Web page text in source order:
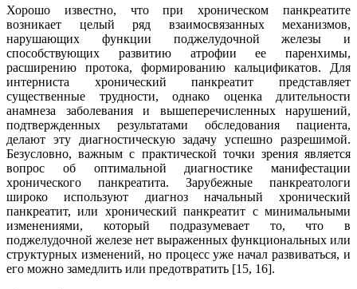
Хорошо известно, что при хроническом панкреатите
возникает целый ряд взаимосвязанных механизмов,
нарушающих функции поджелудочной железы и
способствующих развитию атрофии ее паренхимы,
расширению протока, формированию кальцификатов. Для
интерниста хронический панкреатит представляет
существенные трудности, однако оценка длительности
анамнеза заболевания и вышеперечисленных нарушений,
подтвержденных результатами обследования пациента,
делают эту диагностическую задачу успешно разрешимой.
Безусловно, важным с практической точки зрения является
вопрос об оптимальной диагностике манифестации
хронического панкреатита. Зарубежные панкреатологи
широко используют диагноз начальный хронический
панкреатит, или хронический панкреатит с минимальными
изменениями, который подразумевает то, что в
поджелудочной железе нет выраженных функциональных или
структурных изменений, но процесс уже начал развиваться, и
его можно замедлить или предотвратить [15, 16].